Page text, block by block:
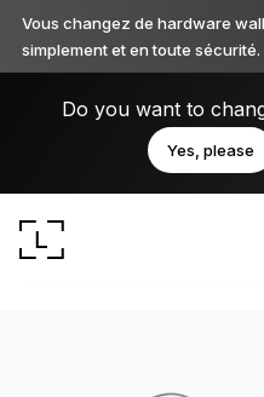
Vous changez de hardware
simplement et en toute sécurité.
Do you want to
Yes, please